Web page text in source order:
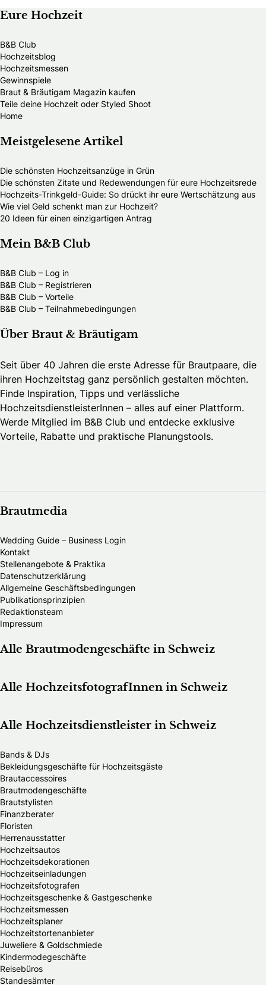
Eure Hochzeit
B&B Club
Hochzeitsblog
Hochzeitsmessen
Gewinnspiele
Braut & Bräutigam Magazin kaufen
Teile deine Hochzeit oder Styled Shoot
Home
Meistgelesene Artikel
Die schönsten Hochzeitsanzüge in Grün
Die schönsten Zitate und Redewendungen für eure Hochzeitsrede
Hochzeits-Trinkgeld-Guide: So drückt ihr eure Wertschätzung aus
Wie viel Geld schenkt man zur Hochzeit?
20 Ideen für einen einzigartigen Antrag
Mein B&B Club
B&B Club – Log in
B&B Club – Registrieren
B&B Club – Vorteile
B&B Club – Teilnahmebedingungen
Über Braut & Bräutigam
Seit über 40 Jahren die erste Adresse für Brautpaare, die
ihren Hochzeitstag ganz persönlich gestalten möchten.
Finde Inspiration, Tipps und verlässliche
HochzeitsdienstleisterInnen – alles auf einer Plattform.
Werde Mitglied im B&B Club und entdecke exklusive
Vorteile, Rabatte und praktische Planungstools.
Brautmedia
Wedding Guide – Business Login
Kontakt
Stellenangebote & Praktika
Datenschutzerklärung
Allgemeine Geschäftsbedingungen
Publikationsprinzipien
Redaktionsteam
Impressum
Alle Brautmodengeschäfte in Schweiz
Alle HochzeitsfotografInnen in Schweiz
Alle Hochzeitsdienstleister in Schweiz
Bands & DJs
Bekleidungsgeschäfte für Hochzeitsgäste
Brautaccessoires
Brautmodengeschäfte
Brautstylisten
Finanzberater
Floristen
Herrenausstatter
Hochzeitsautos
Hochzeitsdekorationen
Hochzeitseinladungen
Hochzeitsfotografen
Hochzeitsgeschenke & Gastgeschenke
Hochzeitsmessen
Hochzeitsplaner
Hochzeitstortenanbieter
Juweliere & Goldschmiede
Kindermodegeschäfte
Reisebüros
Standesämter